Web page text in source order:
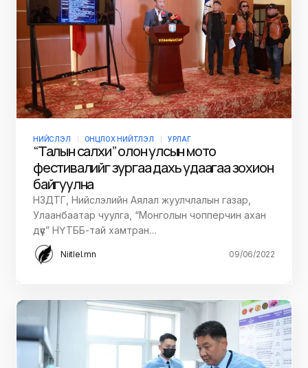
НИЙСЛЭЛ ОНЦЛОХ НИЙТЛЭЛ УРЛАГ
“Талын салхи” олон улсын мото
фестивалийг зургаа дахь удаагаа зохион
байгуулна
НЗДТГ, Нийслэлийн Аялал жуулчлалын газар,
Улаанбаатар чуулга, “Монголын чопперчин ахан
дүүс” НҮТББ-тай хамтран…
Niitlel.mn 09/06/2022